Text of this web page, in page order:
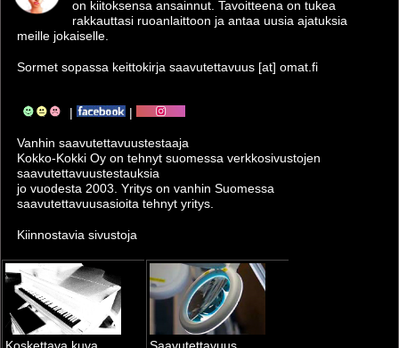
on kiitoksensa ansainnut. Tavoitteena on tukea
rakkauttasi ruoanlaittoon ja antaa uusia ajatuksia
meille jokaiselle.
Sormet sopassa keittokirja saavutettavuus [at] omat.fi
| |
Vanhin saavutettavuus­testaaja
Kokko-Kokki Oy on tehnyt suomessa verkkosivustojen
saavutettavuus­testauksia
jo vuodesta 2003. Yritys on vanhin Suomessa
saavutettavuusasioita tehnyt yritys.
Kiinnostavia sivustoja